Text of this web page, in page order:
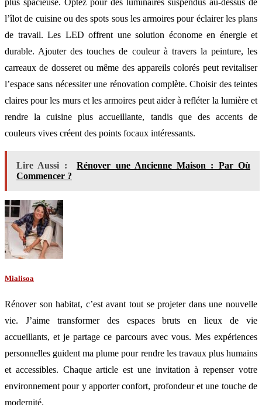
plus spacieuse. Optez pour des luminaires suspendus au-dessus de
l’îlot de cuisine ou des spots sous les armoires pour éclairer les plans
de travail. Les LED offrent une solution économe en énergie et
durable. Ajouter des touches de couleur à travers la peinture, les
carreaux de dosseret ou même des appareils colorés peut revitaliser
l’espace sans nécessiter une rénovation complète. Choisir des teintes
claires pour les murs et les armoires peut aider à refléter la lumière et
rendre la cuisine plus accueillante, tandis que des accents de
couleurs vives créent des points focaux intéressants.
Lire Aussi :
Rénover une Ancienne Maison : Par Où
Commencer ?
Mialisoa
Rénover son habitat, c’est avant tout se projeter dans une nouvelle
vie. J’aime transformer des espaces bruts en lieux de vie
accueillants, et je partage ce parcours avec vous. Mes expériences
personnelles guident ma plume pour rendre les travaux plus humains
et accessibles. Chaque article est une invitation à repenser votre
environnement pour y apporter confort, profondeur et une touche de
modernité.